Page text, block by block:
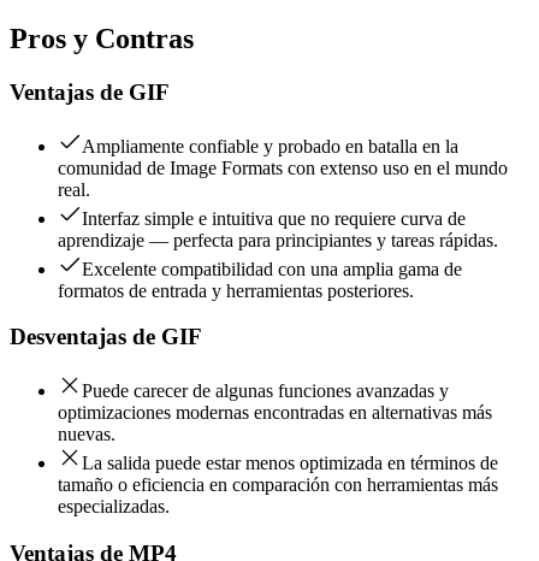
Pros y Contras
Ventajas de GIF
Ampliamente confiable y probado en batalla en la
comunidad de Image Formats con extenso uso en el mundo
real.
Interfaz simple e intuitiva que no requiere curva de
aprendizaje — perfecta para principiantes y tareas rápidas.
Excelente compatibilidad con una amplia gama de
formatos de entrada y herramientas posteriores.
Desventajas de GIF
Puede carecer de algunas funciones avanzadas y
optimizaciones modernas encontradas en alternativas más
nuevas.
La salida puede estar menos optimizada en términos de
tamaño o eficiencia en comparación con herramientas más
especializadas.
Ventajas de MP4